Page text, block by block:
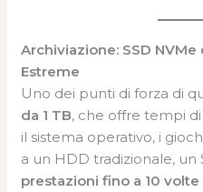
Archiviazione: SSD NVMe
Estreme
Uno dei punti di forza di
da 1 TB, che offre tempi
il sistema operativo, i
a un HDD tradizionale, un
prestazioni fino a 10